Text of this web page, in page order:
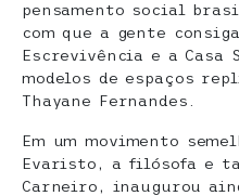
pensamento social
com que a gente
Escrevivência e a Casa
modelos de espaços
Thayane Fernandes.
Em um movimento
Evaristo, a filósofa e
Carneiro, inaugurou